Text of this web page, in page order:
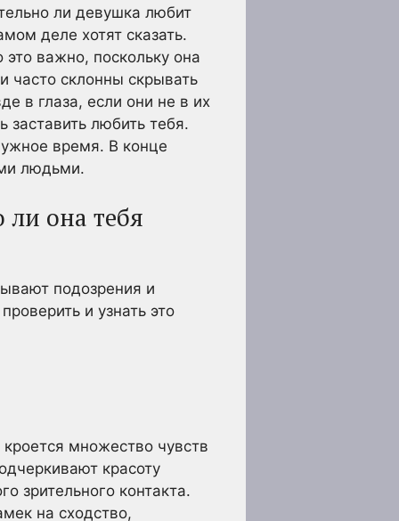
ли девушка любит
деле хотят сказать.
важно, поскольку она
часто склонны скрывать
в глаза, если они не в их
любить тебя.
время. В конце
людьми.
ли она тебя
подозрения и
и узнать это
множество чувств
красоту
зрительного контакта.
на сходство,